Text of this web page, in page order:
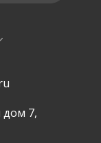
дом 7,